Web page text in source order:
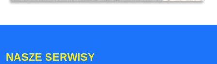
NASZE SERWISY